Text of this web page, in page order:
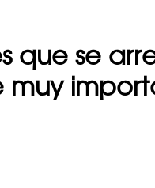
que se
muy